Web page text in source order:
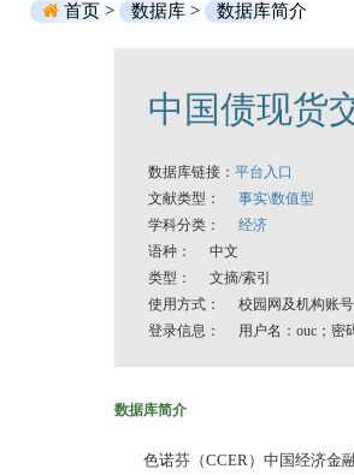
首页 > 数据库 > 数据库简介
中国债现货
数据库链接： 平台入口
文献类型： 事实\数值型
学科分类： 经济
语种： 中文
类型： 文摘/索引
使用方式： 校园网及机构账号
登录信息： 用户名：ouc；密
数据库简介
色诺芬（CCER）中国经济金融